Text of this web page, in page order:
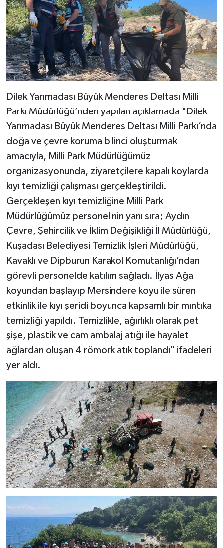
Dilek Yarımadası Büyük Menderes Deltası Milli
Parkı Müdürlüğü’nden yapılan açıklamada "Dilek
Yarımadası Büyük Menderes Deltası Milli Parkı’nda
doğa ve çevre koruma bilinci oluşturmak
amacıyla, Milli Park Müdürlüğümüz
organizasyonunda, ziyaretçilere kapalı koylarda
kıyı temizliği çalışması gerçekleştirildi.
Gerçekleşen kıyı temizliğine Milli Park
Müdürlüğümüz personelinin yanı sıra; Aydın
Çevre, Şehircilik ve İklim Değişikliği İl Müdürlüğü,
Kuşadası Belediyesi Temizlik İşleri Müdürlüğü,
Kavaklı ve Dipburun Karakol Komutanlığı’ndan
görevli personelde katılım sağladı. İlyas Ağa
koyundan başlayıp Mersindere koyu ile süren
etkinlik ile kıyı şeridi boyunca kapsamlı bir mıntıka
temizliği yapıldı. Temizlikle, ağırlıklı olarak pet
şişe, plastik ve cam ambalaj atığı ile hayalet
ağlardan oluşan 4 römork atık toplandı" ifadeleri
yer aldı.